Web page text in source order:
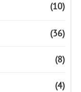
(10)
(36)
(8)
(4)